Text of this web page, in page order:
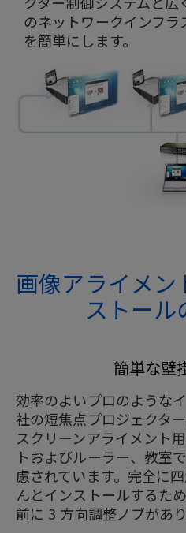
のネットワークインフ
を簡単にします。
画像アライメ
ストール
簡単な壁
効率のよいプロのような
社の短焦点プロジェクタ
スクリーンアライメント
トおよびルーラー、教室
慮されています。完全に
んとインストールするた
前に 3 方向調整ノブがあ